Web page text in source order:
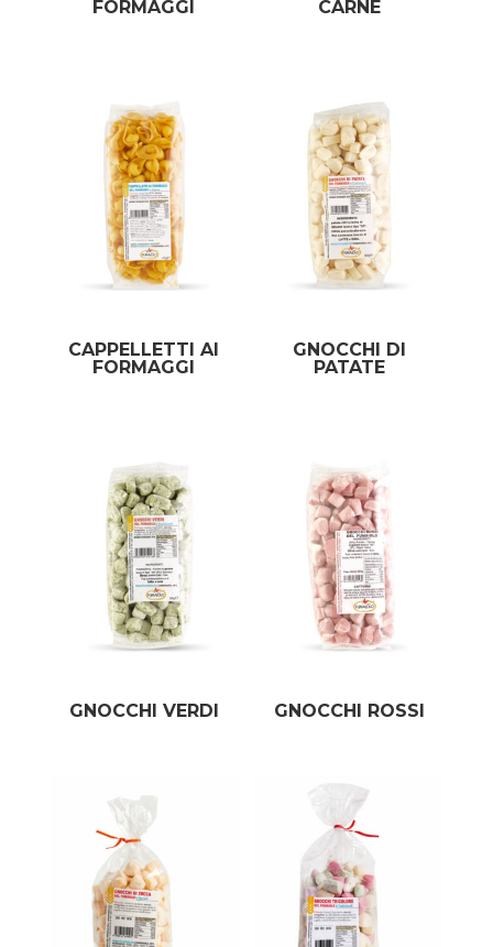
FORMAGGI CARNE
CAPPELLETTI AI
FORMAGGI
GNOCCHI DI
PATATE
GNOCCHI VERDI GNOCCHI ROSSI